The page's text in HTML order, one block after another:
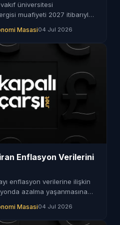
üniversitesi
muafiyeti 2027 itibarıyla
Masasi04 Jul 2026
Enflasyon Verilerini
enflasyon verilerine ilişkin
azalma yaşanmasına
Masasi04 Jul 2026